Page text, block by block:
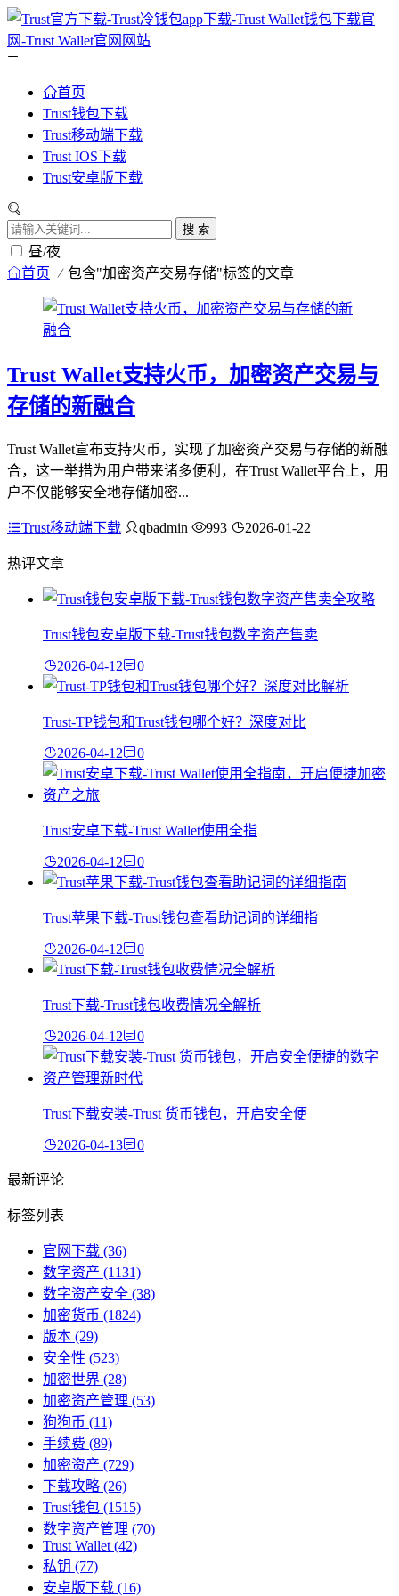
首页
Trust钱包下载
Trust移动端下载
Trust IOS下载
Trust安卓版下载
搜 索
昼/夜
首页 包含"加密资产交易存储"标签的文章
Trust Wallet支持火币，加密资产交易与
存储的新融合
Trust Wallet宣布支持火币，实现了加密资产交易与存储的新融
合，这一举措为用户带来诸多便利，在Trust Wallet平台上，用
户不仅能够安全地存储加密...
Trust移动端下载 qbadmin 993 2026-01-22
热评文章
Trust钱包安卓版下载-Trust钱包数字资产售卖
2026-04-12 0
Trust-TP钱包和Trust钱包哪个好？深度对比
2026-04-12 0
Trust安卓下载-Trust Wallet使用全指
2026-04-12 0
Trust苹果下载-Trust钱包查看助记词的详细指
2026-04-12 0
Trust下载-Trust钱包收费情况全解析
2026-04-12 0
Trust下载安装-Trust 货币钱包，开启安全便
2026-04-13 0
最新评论
标签列表
官网下载 (36)
数字资产 (1131)
数字资产安全 (38)
加密货币 (1824)
版本 (29)
安全性 (523)
加密世界 (28)
加密资产管理 (53)
狗狗币 (11)
手续费 (89)
加密资产 (729)
下载攻略 (26)
Trust钱包 (1515)
数字资产管理 (70)
Trust Wallet (42)
私钥 (77)
安卓版下载 (16)